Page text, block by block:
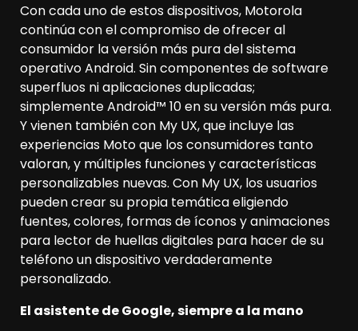
Con cada uno de estos dispositivos, Motorola
continúa con el compromiso de ofrecer al
consumidor la versión más pura del sistema
operativo Android. Sin componentes de software
superfluos ni aplicaciones duplicadas;
simplemente Android™ 10 en su versión más pura.
Y vienen también con My UX, que incluye las
experiencias Moto que los consumidores tanto
valoran, y múltiples funciones y características
personalizables nuevas. Con My UX, los usuarios
pueden crear su propia temática eligiendo
fuentes, colores, formas de íconos y animaciones
para lector de huellas digitales para hacer de su
teléfono un dispositivo verdaderamente
personalizado.
El asistente de Google, siempre a la mano